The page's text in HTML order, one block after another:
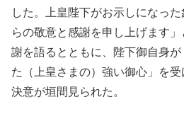
した。上皇陛下がお示しになっ
らの敬意と感謝を申し上げます
謝を語るとともに、陛下御自身
た（上皇さまの）強い御心」を
決意が垣間見られた。